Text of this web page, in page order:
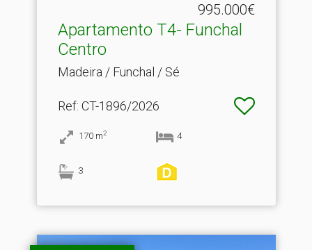
995.000€
Apartamento T4- Funchal
Centro
Madeira / Funchal / Sé
Ref: CT-1896/2026
170 m2 4
3